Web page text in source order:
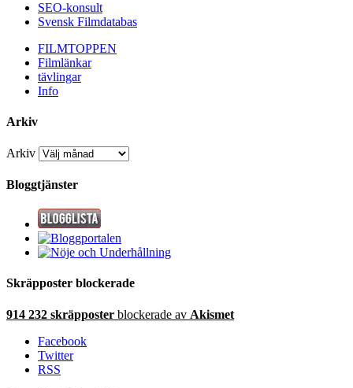
SEO-konsult
Svensk Filmdatabas
FILMTOPPEN
Filmlänkar
tävlingar
Info
Arkiv
Arkiv
Bloggtjänster
Skräpposter blockerade
914 232 skräpposter blockerade av Akismet
Facebook
Twitter
RSS